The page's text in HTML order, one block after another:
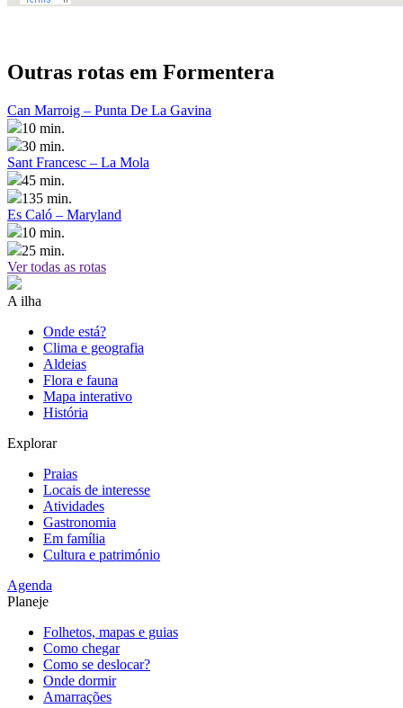
Outras rotas em Formentera
Can Marroig – Punta De La Gavina
10 min.
30 min.
Sant Francesc – La Mola
45 min.
135 min.
Es Caló – Maryland
10 min.
25 min.
Ver todas as rotas
A ilha
Onde está?
Clima e geografia
Aldeias
Flora e fauna
Mapa interativo
História
Explorar
Praias
Locais de interesse
Atividades
Gastronomia
Em família
Cultura e património
Agenda
Planeje
Folhetos, mapas e guias
Como chegar
Como se deslocar?
Onde dormir
Amarrações